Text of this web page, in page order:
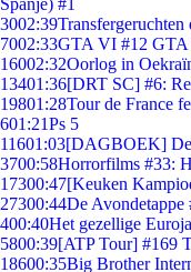
Spanje) #1
3002:39
7002:33GTA VI #12 GTA
16002:32Oorlog in
13401:36[DRT SC] #6:
19801:28Tour de France
601:21Ps 5
11601:03[DAGBOEK] De
3700:58Horrorfilms #33:
17300:47[Keuken
27300:44De Avondetappe
400:40Het gezellige
5800:39[ATP Tour] #169
18600:35Big Brother